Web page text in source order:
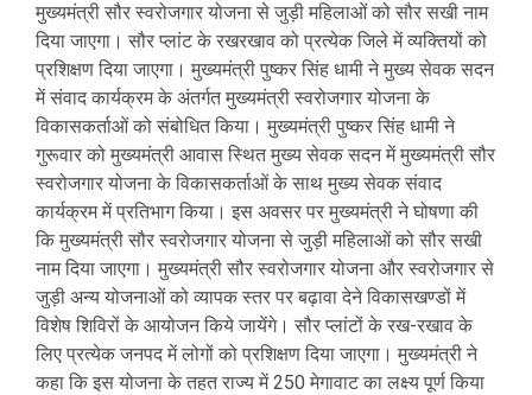
मुख्यमंत्री सौर स्वरोजगार योजना से जुड़ी महिलाओं को सौर सखी नाम
दिया जाएगा। सौर प्लांट के रखरखाव को प्रत्येक जिले में व्यक्तियों को
प्रशिक्षण दिया जाएगा। मुख्यमंत्री पुष्कर सिंह धामी ने मुख्य सेवक सदन
में संवाद कार्यक्रम के अंतर्गत मुख्यमंत्री स्वरोजगार योजना के
विकासकर्ताओं को संबोधित किया। मुख्यमंत्री पुष्कर सिंह धामी ने
गुरूवार को मुख्यमंत्री आवास स्थित मुख्य सेवक सदन में मुख्यमंत्री सौर
स्वरोजगार योजना के विकासकर्ताओं के साथ मुख्य सेवक संवाद
कार्यक्रम में प्रतिभाग किया। इस अवसर पर मुख्यमंत्री ने घोषणा की
कि मुख्यमंत्री सौर स्वरोजगार योजना से जुड़ी महिलाओं को सौर सखी
नाम दिया जाएगा। मुख्यमंत्री सौर स्वरोजगार योजना और स्वरोजगार से
जुड़ी अन्य योजनाओं को व्यापक स्तर पर बढ़ावा देने विकासखण्डों में
विशेष शिविरों के आयोजन किये जायेंगे। सौर प्लांटों के रख-रखाव के
लिए प्रत्येक जनपद में लोगों को प्रशिक्षण दिया जाएगा। मुख्यमंत्री ने
कहा कि इस योजना के तहत राज्य में 250 मेगावाट का लक्ष्य पूर्ण किया